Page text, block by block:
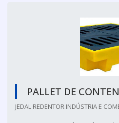
PALLET DE
JEDAL REDENTOR INDÚSTRIA E